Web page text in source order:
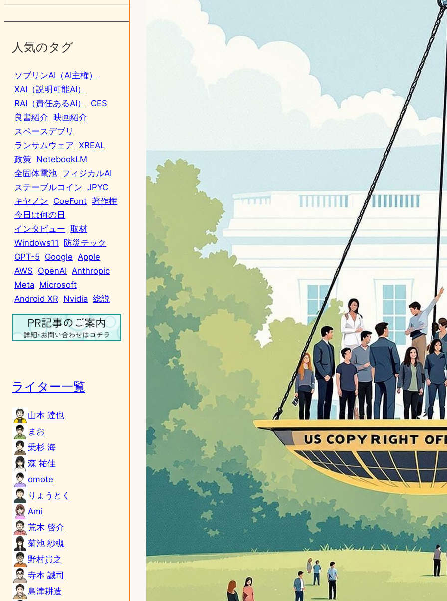
人気のタグ
ソブリンAI（AI主権）
XAI（説明可能AI）
RAI（責任あるAI）
CES
良書紹介 映画紹介
スペースデブリ
ランサムウェア XREAL
政策 NotebookLM
全固体電池 フィジカルAI
ステーブルコイン JPYC
キヤノン CoeFont 著作権
今日は何の日
インタビュー 取材
Windows11
防災テック
GPT-5 Google Apple
AWS OpenAI Anthropic
Meta Microsoft
Android XR Nvidia 総説
ライター一覧
山本 達也
まお
乗杉 海
森 祐佳
omote
りょうとく
Ami
荒木 啓介
菊池 紗槻
野村貴之
寺本 誠司
島津耕造